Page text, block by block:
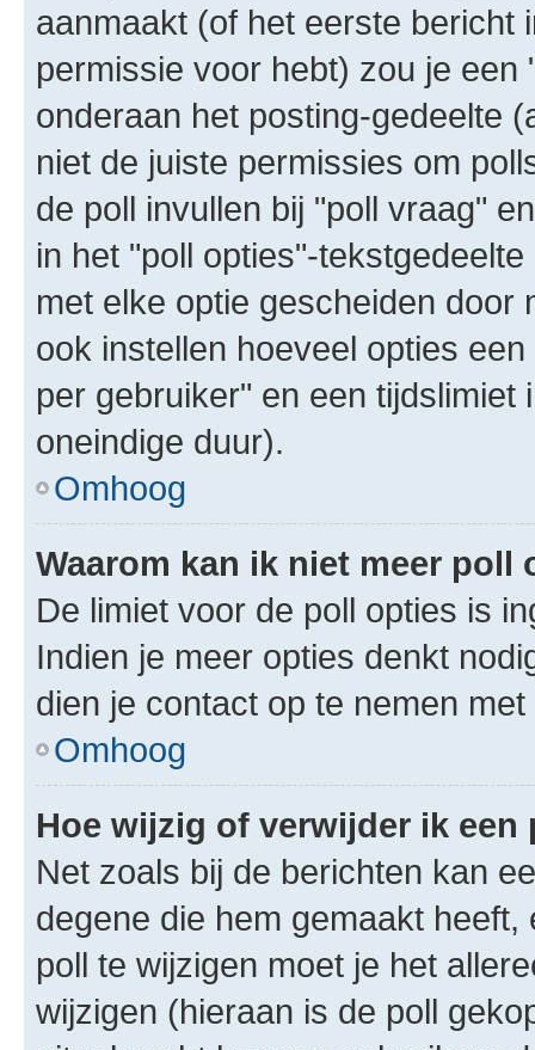
aanmaakt (of het eerste bericht
permissie voor hebt) zou je
onderaan het posting-gedeelte
niet de juiste permissies om
de poll invullen bij "poll vraag"
in het "poll opties"-
met elke optie gescheiden door
ook instellen hoeveel opties
per gebruiker" en een
oneindige duur).
Omhoog
Waarom kan ik niet meer poll
De limiet voor de poll opties is
Indien je meer opties denkt
dien je contact op te nemen
Omhoog
Hoe wijzig of verwijder ik een
Net zoals bij de berichten kan
degene die hem gemaakt
poll te wijzigen moet je het
wijzigen (hieraan is de poll